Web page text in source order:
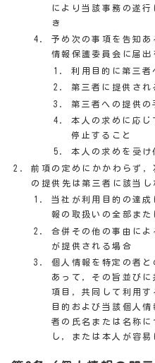
により当該事務の遂
き
予め次の事項を告知
情報保護委員会に届出
利用目的に第三者
第三者に提供され
第三者への提供の
本人の求めに応
停止すること
本人の求めを受け
前項の定めにかかわらず
の提供先は第三者に該当し
当社が利用目的の達
報の取扱いの全部ま
合併その他の事由に
が提供される場合
個人情報を特定の者
あって，その旨並び
項目，共同して利用
目的および当該個人
者の氏名または名称
し，または本人が容